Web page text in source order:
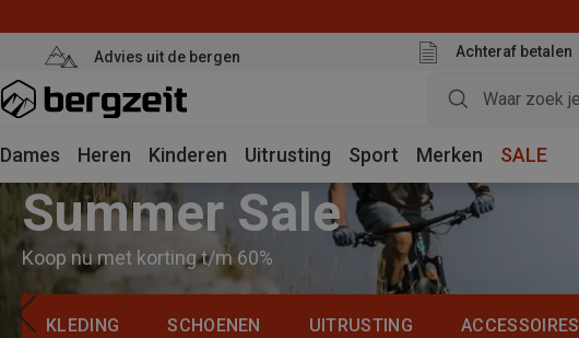
Advies uit de bergen Achteraf betalen
Dames Heren Kinderen Uitrusting Sport Merken SALE
Summer Sale
Koop nu met korting t/m 60%
KLEDING SCHOENEN UITRUSTING ACCESSOIRES